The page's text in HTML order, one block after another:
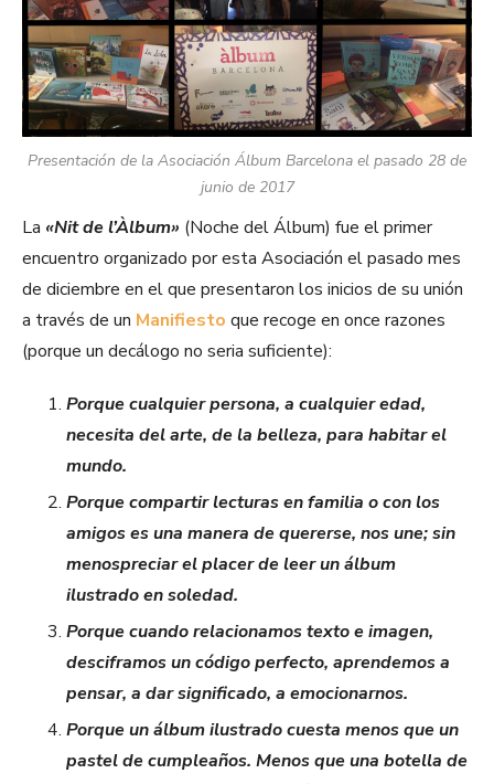
Presentación de la Asociación Álbum Barcelona el pasado 28 de
junio de 2017
La «Nit de l’Àlbum» (Noche del Álbum) fue el primer
encuentro organizado por esta Asociación el pasado mes
de diciembre en el que presentaron los inicios de su unión
a través de un Manifiesto que recoge en once razones
(porque un decálogo no seria suficiente):
Porque cualquier persona, a cualquier edad,
necesita del arte, de la belleza, para habitar el
mundo.
Porque compartir lecturas en familia o con los
amigos es una manera de quererse, nos une; sin
menospreciar el placer de leer un álbum
ilustrado en soledad.
Porque cuando relacionamos texto e imagen,
desciframos un código perfecto, aprendemos a
pensar, a dar significado, a emocionarnos.
Porque un álbum ilustrado cuesta menos que un
pastel de cumpleaños. Menos que una botella de